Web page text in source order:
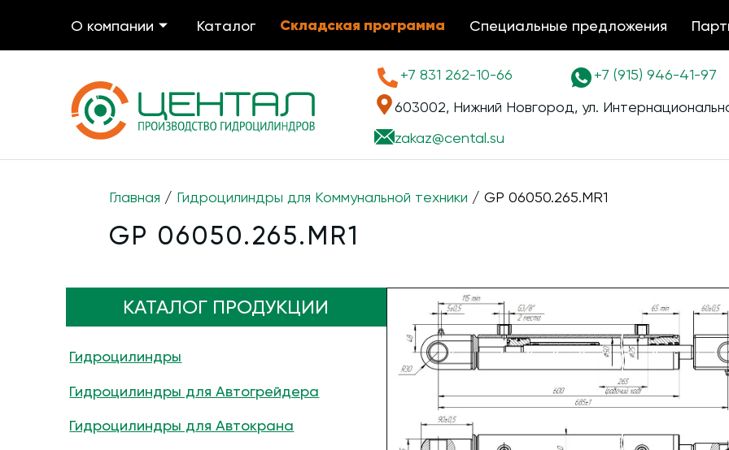
О компании Каталог Складская программа Специальные предложения
+7 831 262-10-66
+7 (915) 946-41-97
603002, Нижний Новгород, ул.
zakaz@cental.su
Главная / Гидроцилиндры для Коммунальной техники / GP 06050.265.MR1
GP 06050.265.MR1
КАТАЛОГ ПРОДУКЦИИ
Гидроцилиндры
Гидроцилиндры для Автогрейдера
Гидроцилиндры для Автокрана